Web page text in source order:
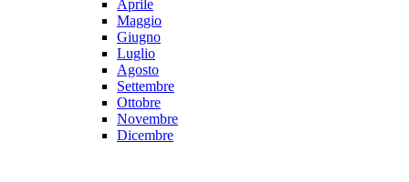
Aprile
Maggio
Giugno
Luglio
Agosto
Settembre
Ottobre
Novembre
Dicembre